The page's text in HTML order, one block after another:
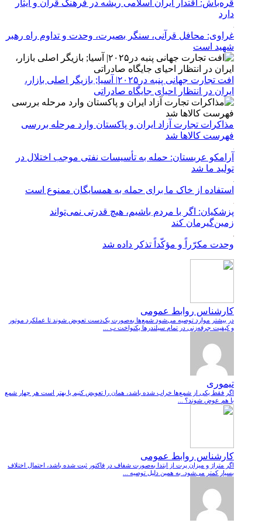
قره‌باش: اقتدار ایران اسلامی ریشه در فرهنگ قرآن و ایثار
دارد
غراوی: محافل قرآنی، سنگر بصیرت، وحدت و تداوم راه رهبر
شهید است
افت تجارت جهانی پنبه در۲۰۲۵| آسیا; بازیگر اصلی بازار،
ایران در انتظار احیای جایگاه صادراتی
مذاکرات تجارت آزاد ایران و پاکستان وارد مرحله بررسی
فهرست کالاها شد
آرامکو عربستان: حمله به تأسیسات نفتی موجب اختلال در
تولید ما شد
استفاده از خاک ما برای حمله به همسایگان ممنوع است
پزشکیان: اگر با مردم باشیم، هیچ قدرتی نمی‌تواند
زمین‌گیرمان کند
وحدت مکرّراً و مؤکّداً تذکر داده شد
کارشناس روابط عمومی
در بیشتر موارد توصیه می‌شود شمع‌ها به‌صورت یک‌دست تعویض شوند تا عملکرد موتور
و کیفیت جرقه‌زنی در تمام سیلندرها یکنواخت ب ...
تیموری
اگر فقط یکی از شمع‌ها خراب شده باشد، همان را تعویض کنیم یا بهتر است هر چهار شمع
با هم عوض شوند؟ ...
کارشناس روابط عمومی
اگر متراژ و میزان پرت از ابتدا به‌صورت شفاف در فاکتور ثبت شده باشد، احتمال اختلاف
بسیار کمتر می‌شود. به همین دلیل توصیه ...